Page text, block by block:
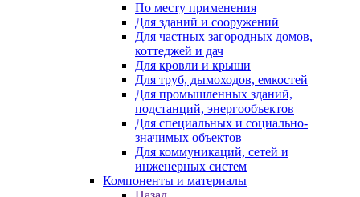
По месту применения
Для зданий и сооружений
Для частных загородных домов,
коттеджей и дач
Для кровли и крыши
Для труб, дымоходов, емкостей
Для промышленных зданий,
подстанций, энергообъектов
Для специальных и социально-
значимых объектов
Для коммуникаций, сетей и
инженерных систем
Компоненты и материалы